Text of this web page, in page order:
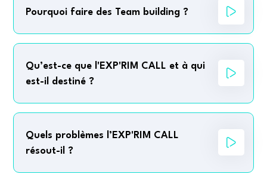
Pourquoi faire des Team building ?
Qu’est-ce que l'EXP'RIM CALL et à qui
est-il destiné ?
Quels problèmes l’EXP'RIM CALL
résout-il ?